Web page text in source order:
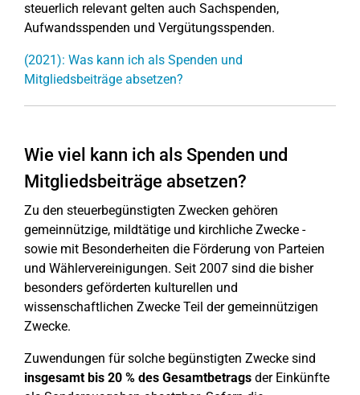
steuerlich relevant gelten auch Sachspenden,
Aufwandsspenden und Vergütungsspenden.
(2021): Was kann ich als Spenden und
Mitgliedsbeiträge absetzen?
Wie viel kann ich als Spenden und
Mitgliedsbeiträge absetzen?
Zu den steuerbegünstigten Zwecken gehören
gemeinnützige, mildtätige und kirchliche Zwecke -
sowie mit Besonderheiten die Förderung von Parteien
und Wählervereinigungen. Seit 2007 sind die bisher
besonders geförderten kulturellen und
wissenschaftlichen Zwecke Teil der gemeinnützigen
Zwecke.
Zuwendungen für solche begünstigten Zwecke sind
insgesamt bis 20 % des Gesamtbetrags der Einkünfte